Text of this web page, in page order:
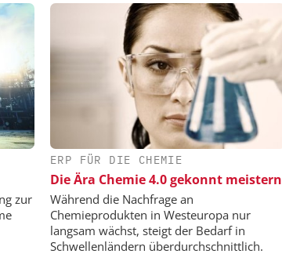
zur
ERP FÜR DIE CHEMIE
Die Ära Chemie 4.0 gekonnt meistern
Während die Nachfrage an
Chemieprodukten in Westeuropa nur
langsam wächst, steigt der Bedarf in
Schwellenländern überdurchschnittlich.
für die
und
ALEXANDER THAMM GMBH
Der neue Katalysator